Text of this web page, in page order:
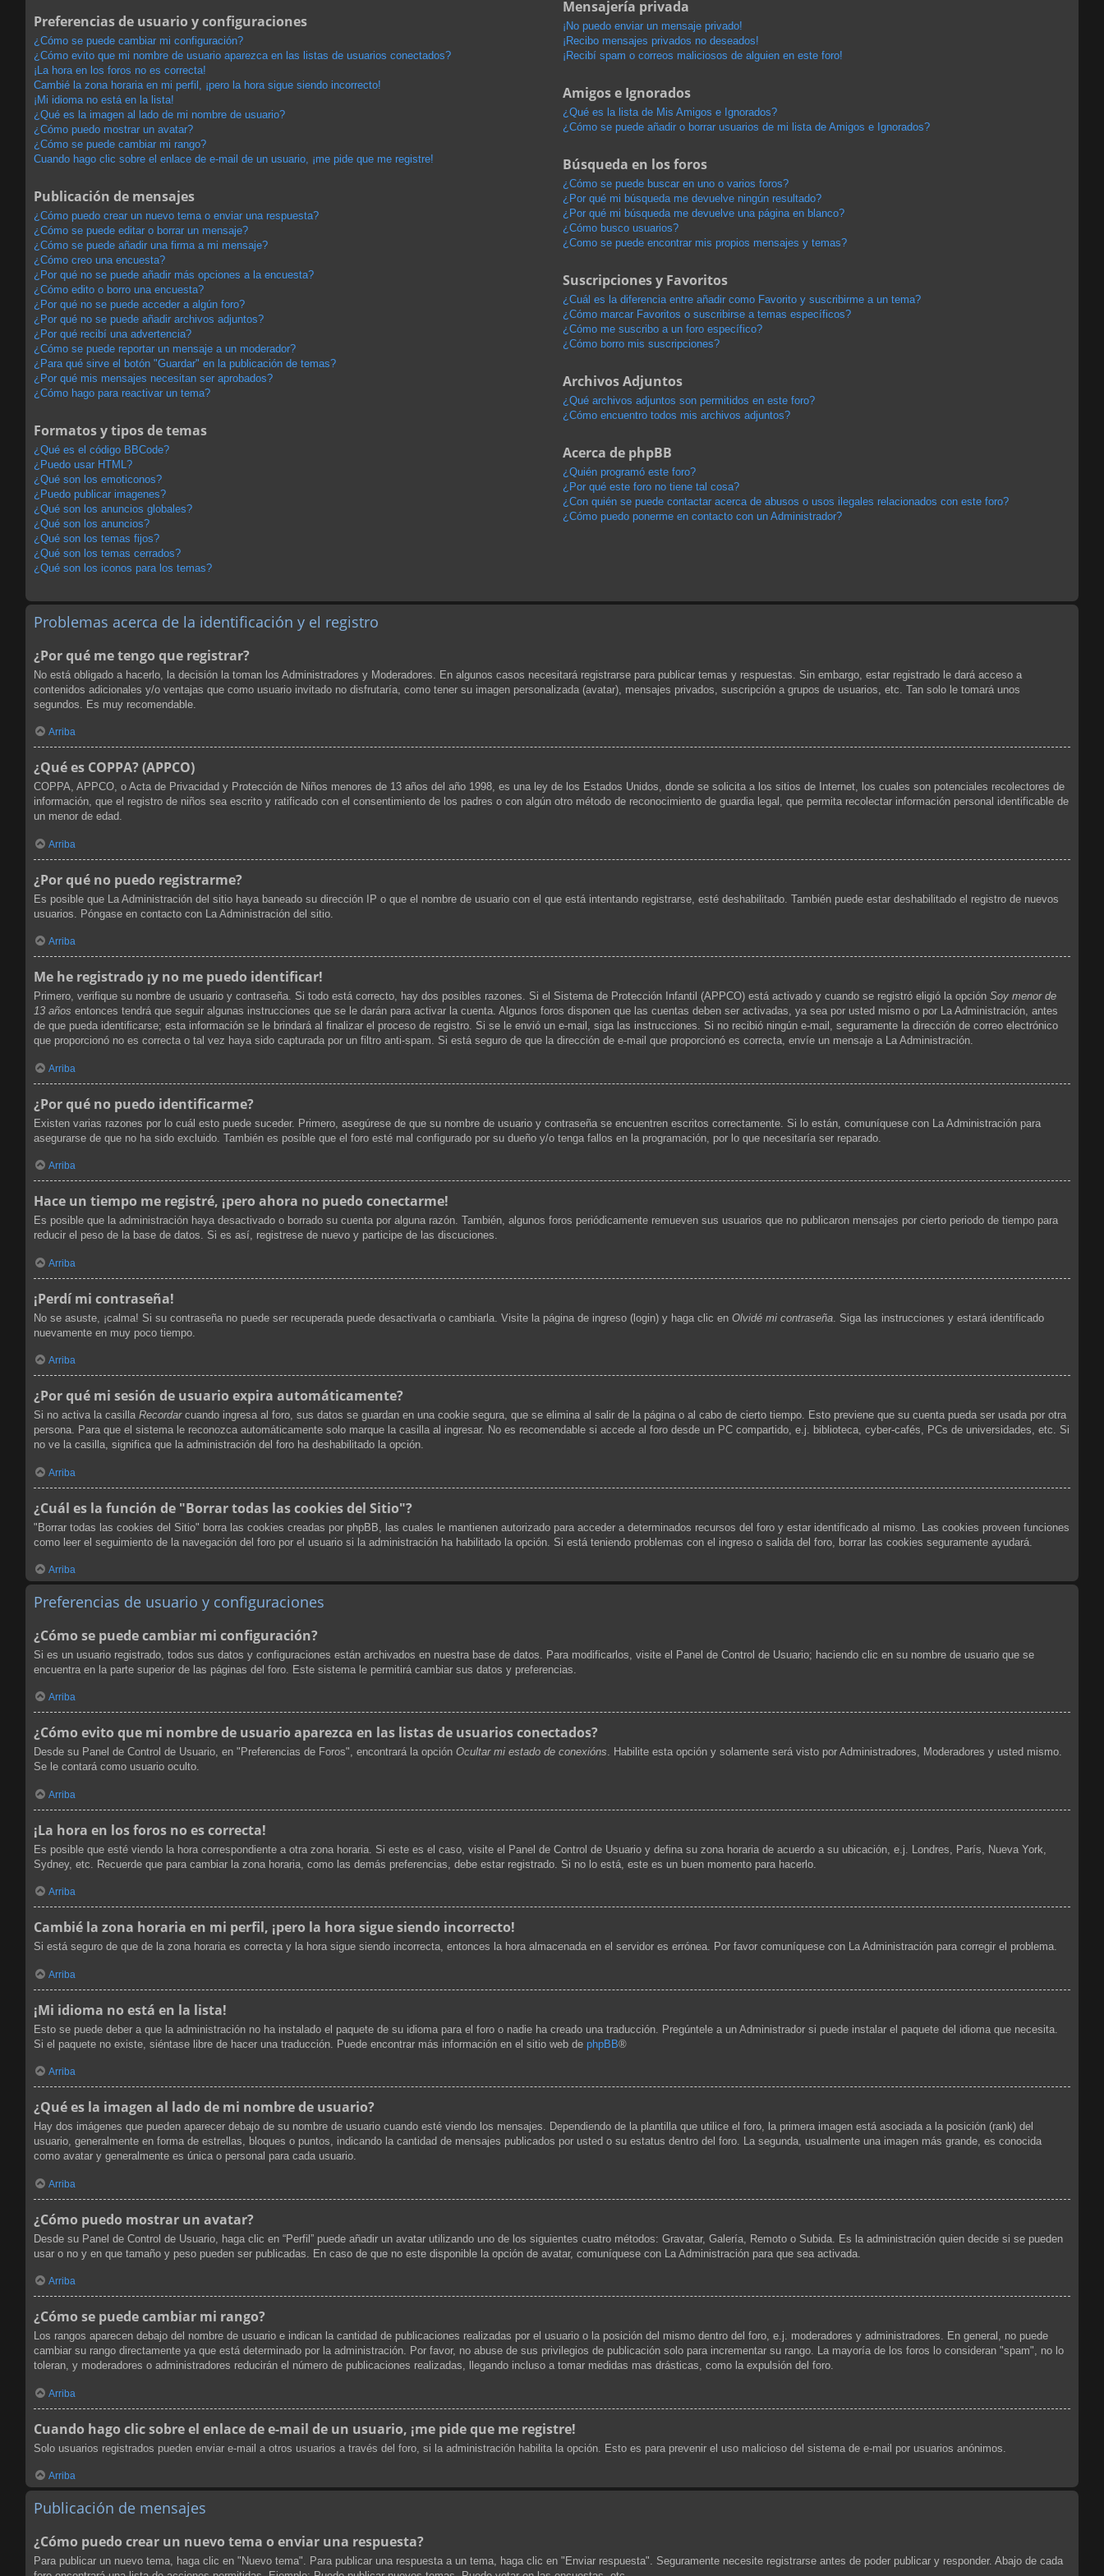
Preferencias de usuario y configuraciones
¿Cómo se puede cambiar mi configuración?
¿Cómo evito que mi nombre de usuario aparezca en las listas de usuarios conectados?
¡La hora en los foros no es correcta!
Cambié la zona horaria en mi perfil, ¡pero la hora sigue siendo incorrecto!
¡Mi idioma no está en la lista!
¿Qué es la imagen al lado de mi nombre de usuario?
¿Cómo puedo mostrar un avatar?
¿Cómo se puede cambiar mi rango?
Cuando hago clic sobre el enlace de e-mail de un usuario, ¡me pide que me registre!
Publicación de mensajes
¿Cómo puedo crear un nuevo tema o enviar una respuesta?
¿Cómo se puede editar o borrar un mensaje?
¿Cómo se puede añadir una firma a mi mensaje?
¿Cómo creo una encuesta?
¿Por qué no se puede añadir más opciones a la encuesta?
¿Cómo edito o borro una encuesta?
¿Por qué no se puede acceder a algún foro?
¿Por qué no se puede añadir archivos adjuntos?
¿Por qué recibí una advertencia?
¿Cómo se puede reportar un mensaje a un moderador?
¿Para qué sirve el botón "Guardar" en la publicación de temas?
¿Por qué mis mensajes necesitan ser aprobados?
¿Cómo hago para reactivar un tema?
Formatos y tipos de temas
¿Qué es el código BBCode?
¿Puedo usar HTML?
¿Qué son los emoticonos?
¿Puedo publicar imagenes?
¿Qué son los anuncios globales?
¿Qué son los anuncios?
¿Qué son los temas fijos?
¿Qué son los temas cerrados?
¿Qué son los iconos para los temas?
Mensajería privada
¡No puedo enviar un mensaje privado!
¡Recibo mensajes privados no deseados!
¡Recibí spam o correos maliciosos de alguien en este foro!
Amigos e Ignorados
¿Qué es la lista de Mis Amigos e Ignorados?
¿Cómo se puede añadir o borrar usuarios de mi lista de Amigos e Ignorados?
Búsqueda en los foros
¿Cómo se puede buscar en uno o varios foros?
¿Por qué mi búsqueda me devuelve ningún resultado?
¿Por qué mi búsqueda me devuelve una página en blanco?
¿Cómo busco usuarios?
¿Como se puede encontrar mis propios mensajes y temas?
Suscripciones y Favoritos
¿Cuál es la diferencia entre añadir como Favorito y suscribirme a un tema?
¿Cómo marcar Favoritos o suscribirse a temas específicos?
¿Cómo me suscribo a un foro específico?
¿Cómo borro mis suscripciones?
Archivos Adjuntos
¿Qué archivos adjuntos son permitidos en este foro?
¿Cómo encuentro todos mis archivos adjuntos?
Acerca de phpBB
¿Quién programó este foro?
¿Por qué este foro no tiene tal cosa?
¿Con quién se puede contactar acerca de abusos o usos ilegales relacionados con este foro?
¿Cómo puedo ponerme en contacto con un Administrador?
Problemas acerca de la identificación y el registro
¿Por qué me tengo que registrar?
No está obligado a hacerlo, la decisión la toman los Administradores y Moderadores. En algunos casos necesitará registrarse para publicar temas y respuestas. Sin embargo, estar registrado le dará acceso a
contenidos adicionales y/o ventajas que como usuario invitado no disfrutaría, como tener su imagen personalizada (avatar), mensajes privados, suscripción a grupos de usuarios, etc. Tan solo le tomará unos
segundos. Es muy recomendable.
Arriba
¿Qué es COPPA? (APPCO)
COPPA, APPCO, o Acta de Privacidad y Protección de Niños menores de 13 años del año 1998, es una ley de los Estados Unidos, donde se solicita a los sitios de Internet, los cuales son potenciales recolectores de
información, que el registro de niños sea escrito y ratificado con el consentimiento de los padres o con algún otro método de reconocimiento de guardia legal, que permita recolectar información personal identificable de
un menor de edad.
Arriba
¿Por qué no puedo registrarme?
Es posible que La Administración del sitio haya baneado su dirección IP o que el nombre de usuario con el que está intentando registrarse, esté deshabilitado. También puede estar deshabilitado el registro de nuevos
usuarios. Póngase en contacto con La Administración del sitio.
Arriba
Me he registrado ¡y no me puedo identificar!
Primero, verifique su nombre de usuario y contraseña. Si todo está correcto, hay dos posibles razones. Si el Sistema de Protección Infantil (APPCO) está activado y cuando se registró eligió la opción Soy menor de
13 años entonces tendrá que seguir algunas instrucciones que se le darán para activar la cuenta. Algunos foros disponen que las cuentas deben ser activadas, ya sea por usted mismo o por La Administración, antes
de que pueda identificarse; esta información se le brindará al finalizar el proceso de registro. Si se le envió un e-mail, siga las instrucciones. Si no recibió ningún e-mail, seguramente la dirección de correo electrónico
que proporcionó no es correcta o tal vez haya sido capturada por un filtro anti-spam. Si está seguro de que la dirección de e-mail que proporcionó es correcta, envíe un mensaje a La Administración.
Arriba
¿Por qué no puedo identificarme?
Existen varias razones por lo cuál esto puede suceder. Primero, asegúrese de que su nombre de usuario y contraseña se encuentren escritos correctamente. Si lo están, comuníquese con La Administración para
asegurarse de que no ha sido excluido. También es posible que el foro esté mal configurado por su dueño y/o tenga fallos en la programación, por lo que necesitaría ser reparado.
Arriba
Hace un tiempo me registré, ¡pero ahora no puedo conectarme!
Es posible que la administración haya desactivado o borrado su cuenta por alguna razón. También, algunos foros periódicamente remueven sus usuarios que no publicaron mensajes por cierto periodo de tiempo para
reducir el peso de la base de datos. Si es así, registrese de nuevo y participe de las discuciones.
Arriba
¡Perdí mi contraseña!
No se asuste, ¡calma! Si su contraseña no puede ser recuperada puede desactivarla o cambiarla. Visite la página de ingreso (login) y haga clic en Olvidé mi contraseña . Siga las instrucciones y estará identificado
nuevamente en muy poco tiempo.
Arriba
¿Por qué mi sesión de usuario expira automáticamente?
Si no activa la casilla Recordarcuando ingresa al foro, sus datos se guardan en una cookie segura, que se elimina al salir de la página o al cabo de cierto tiempo. Esto previene que su cuenta pueda ser usada por otra
persona. Para que el sistema le reconozca automáticamente solo marque la casilla al ingresar. No es recomendable si accede al foro desde un PC compartido, e.j. biblioteca, cyber-cafés, PCs de universidades, etc. Si
no ve la casilla, significa que la administración del foro ha deshabilitado la opción.
Arriba
¿Cuál es la función de "Borrar todas las cookies del Sitio"?
"Borrar todas las cookies del Sitio" borra las cookies creadas por phpBB, las cuales le mantienen autorizado para acceder a determinados recursos del foro y estar identificado al mismo. Las cookies proveen funciones
como leer el seguimiento de la navegación del foro por el usuario si la administración ha habilitado la opción. Si está teniendo problemas con el ingreso o salida del foro, borrar las cookies seguramente ayudará.
Arriba
Preferencias de usuario y configuraciones
¿Cómo se puede cambiar mi configuración?
Si es un usuario registrado, todos sus datos y configuraciones están archivados en nuestra base de datos. Para modificarlos, visite el Panel de Control de Usuario; haciendo clic en su nombre de usuario que se
encuentra en la parte superior de las páginas del foro. Este sistema le permitirá cambiar sus datos y preferencias.
Arriba
¿Cómo evito que mi nombre de usuario aparezca en las listas de usuarios conectados?
Desde su Panel de Control de Usuario, en "Preferencias de Foros", encontrará la opción Ocultar mi estado de conexións. Habilite esta opción y solamente será visto por Administradores, Moderadores y usted mismo.
Se le contará como usuario oculto.
Arriba
¡La hora en los foros no es correcta!
Es posible que esté viendo la hora correspondiente a otra zona horaria. Si este es el caso, visite el Panel de Control de Usuario y defina su zona horaria de acuerdo a su ubicación, e.j. Londres, París, Nueva York,
Sydney, etc. Recuerde que para cambiar la zona horaria, como las demás preferencias, debe estar registrado. Si no lo está, este es un buen momento para hacerlo.
Arriba
Cambié la zona horaria en mi perfil, ¡pero la hora sigue siendo incorrecto!
Si está seguro de que de la zona horaria es correcta y la hora sigue siendo incorrecta, entonces la hora almacenada en el servidor es errónea. Por favor comuníquese con La Administración para corregir el problema.
Arriba
¡Mi idioma no está en la lista!
Esto se puede deber a que la administración no ha instalado el paquete de su idioma para el foro o nadie ha creado una traducción. Pregúntele a un Administrador si puede instalar el paquete del idioma que necesita.
Si el paquete no existe, siéntase libre de hacer una traducción. Puede encontrar más información en el sitio web de phpBB®
Arriba
¿Qué es la imagen al lado de mi nombre de usuario?
Hay dos imágenes que pueden aparecer debajo de su nombre de usuario cuando esté viendo los mensajes. Dependiendo de la plantilla que utilice el foro, la primera imagen está asociada a la posición (rank) del
usuario, generalmente en forma de estrellas, bloques o puntos, indicando la cantidad de mensajes publicados por usted o su estatus dentro del foro. La segunda, usualmente una imagen más grande, es conocida
como avatar y generalmente es única o personal para cada usuario.
Arriba
¿Cómo puedo mostrar un avatar?
Desde su Panel de Control de Usuario, haga clic en “Perfil” puede añadir un avatar utilizando uno de los siguientes cuatro métodos: Gravatar, Galería, Remoto o Subida. Es la administración quien decide si se pueden
usar o no y en que tamaño y peso pueden ser publicadas. En caso de que no este disponible la opción de avatar, comuníquese con La Administración para que sea activada.
Arriba
¿Cómo se puede cambiar mi rango?
Los rangos aparecen debajo del nombre de usuario e indican la cantidad de publicaciones realizadas por el usuario o la posición del mismo dentro del foro, e.j. moderadores y administradores. En general, no puede
cambiar su rango directamente ya que está determinado por la administración. Por favor, no abuse de sus privilegios de publicación solo para incrementar su rango. La mayoría de los foros lo consideran "spam", no lo
toleran, y moderadores o administradores reducirán el número de publicaciones realizadas, llegando incluso a tomar medidas mas drásticas, como la expulsión del foro.
Arriba
Cuando hago clic sobre el enlace de e-mail de un usuario, ¡me pide que me registre!
Solo usuarios registrados pueden enviar e-mail a otros usuarios a través del foro, si la administración habilita la opción. Esto es para prevenir el uso malicioso del sistema de e-mail por usuarios anónimos.
Arriba
Publicación de mensajes
¿Cómo puedo crear un nuevo tema o enviar una respuesta?
Para publicar un nuevo tema, haga clic en "Nuevo tema". Para publicar una respuesta a un tema, haga clic en "Enviar respuesta". Seguramente necesite registrarse antes de poder publicar y responder. Abajo de cada